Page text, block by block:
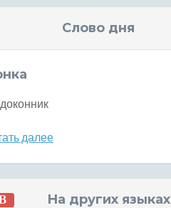
Слово дня
далее
На других языках